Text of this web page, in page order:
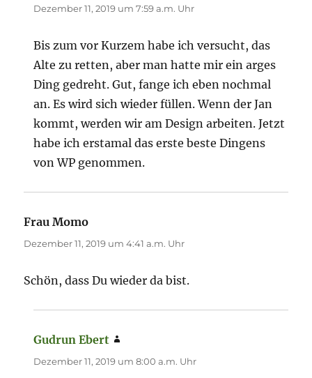
Dezember 11, 2019 um 7:59 a.m. Uhr
Bis zum vor Kurzem habe ich versucht, das
Alte zu retten, aber man hatte mir ein arges
Ding gedreht. Gut, fange ich eben nochmal
an. Es wird sich wieder füllen. Wenn der Jan
kommt, werden wir am Design arbeiten. Jetzt
habe ich erstamal das erste beste Dingens
von WP genommen.
Frau Momo
Dezember 11, 2019 um 4:41 a.m. Uhr
Schön, dass Du wieder da bist.
Gudrun Ebert
Dezember 11, 2019 um 8:00 a.m. Uhr